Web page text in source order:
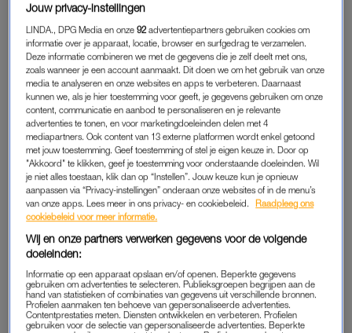
gebracht. D
e wereld was in shock. Twee maanden later werd
Kohberger, een student criminologie, als verdachte opgepakt.
Na een schikking met justitie pleit hij nu schuldig aan vier
moorden met voorbedachten rade. Het blijft onduidelijk
waarom hij de moorden pleegde. Door zijn schuldbekentenis
is hij ook niet wettelijk verplicht om dit te bekennen.
GRUWELIJKE NACHT
Wel deelde het Openbaar Ministerie horrordetails uit het
bewijsmateriaal. Acht maanden voor de moord bestelde hij het
mes waarmee hij de studenten om het leven bracht. Er was
geen bewijs dat hij in die tijd ooit contact had met één van de
slachtoffers.
Op beelden is te zien dat Kohberger die beruchte nacht zijn
Jouw privacy-instellingen
LINDA., DPG Media en onze92 advertentiepartners gebruiken cookies om
informatie over je apparaat, locatie, browser en surfgedrag te verzamelen.
Deze informatie combineren we met de gegevens die je zelf deelt met ons,
zoals wanneer je een account aanmaakt. Dit doen we om het gebruik van onze
media te analyseren en onze websites en apps te verbeteren. Daarnaast
kunnen we, als je hier toestemming voor geeft, je gegevens gebruiken om onze
content, communicatie en aanbod te personaliseren en je relevante
advertenties te tonen, en voor marketingdoeleinden delen met 4
mediapartners. Ook content van 13 externe platformen wordt enkel getoond
met jouw toestemming. Geef toestemming of stel je eigen keuze in. Door op
"Akkoord" te klikken, geef je toestemming voor onderstaande doeleinden. Wil
je niet alles toestaan, klik dan op “Instellen”. Jouw keuze kun je opnieuw
aanpassen via “Privacy-instellingen” onderaan onze websites of in de menu’s
van onze apps. Lees meer in ons privacy- en cookiebeleid.
Raadpleeg ons
cookiebeleid voor meer informatie.
Wij en onze partners verwerken gegevens voor de volgende
doeleinden:
Informatie op een apparaat opslaan en/of openen. Beperkte gegevens
gebruiken om advertenties te selecteren. Publieksgroepen begrijpen aan de
hand van statistieken of combinaties van gegevens uit verschillende bronnen.
Profielen aanmaken ten behoeve van gepersonaliseerde advertenties.
Contentprestaties meten. Diensten ontwikkelen en verbeteren. Profielen
gebruiken voor de selectie van gepersonaliseerde advertenties. Beperkte